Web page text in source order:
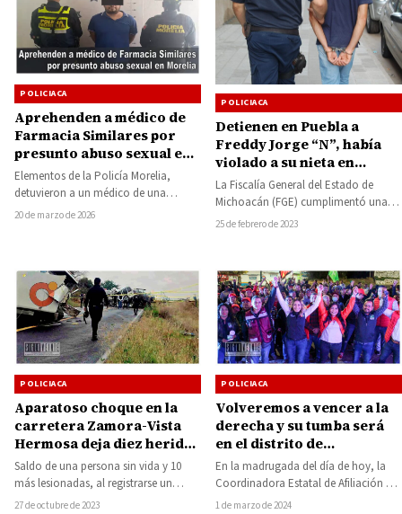
POLICIACA
Aprehenden a médico de
Farmacia Similares por
presunto abuso sexual en
Morelia
Elementos de la Policía Morelia,
detuvieron a un médico de una
Farmacia Similares, que fue acusado
20 de marzo de 2026
POLICIACA
Detienen en Puebla a
Freddy Jorge “N”, había
violado a su nieta en
Michoacán
La Fiscalía General del Estado de
Michoacán (FGE) cumplimentó una
orden de aprehensión en contra de
25 de febrero de 2023
POLICIACA
Aparatoso choque en la
carretera Zamora-Vista
Hermosa deja diez heridos
y un muerto
Saldo de una persona sin vida y 10
más lesionadas, al registrarse un
choque múltiple ocurrido sobre la…
27 de octubre de 2023
POLICIACA
Volveremos a vencer a la
derecha y su tumba será
en el distrito de
Pátzcuaro: Vane López
En la madrugada del día de hoy, la
Coordinadora Estatal de Afiliación del
PT y ahora candidata de…
1 de marzo de 2024